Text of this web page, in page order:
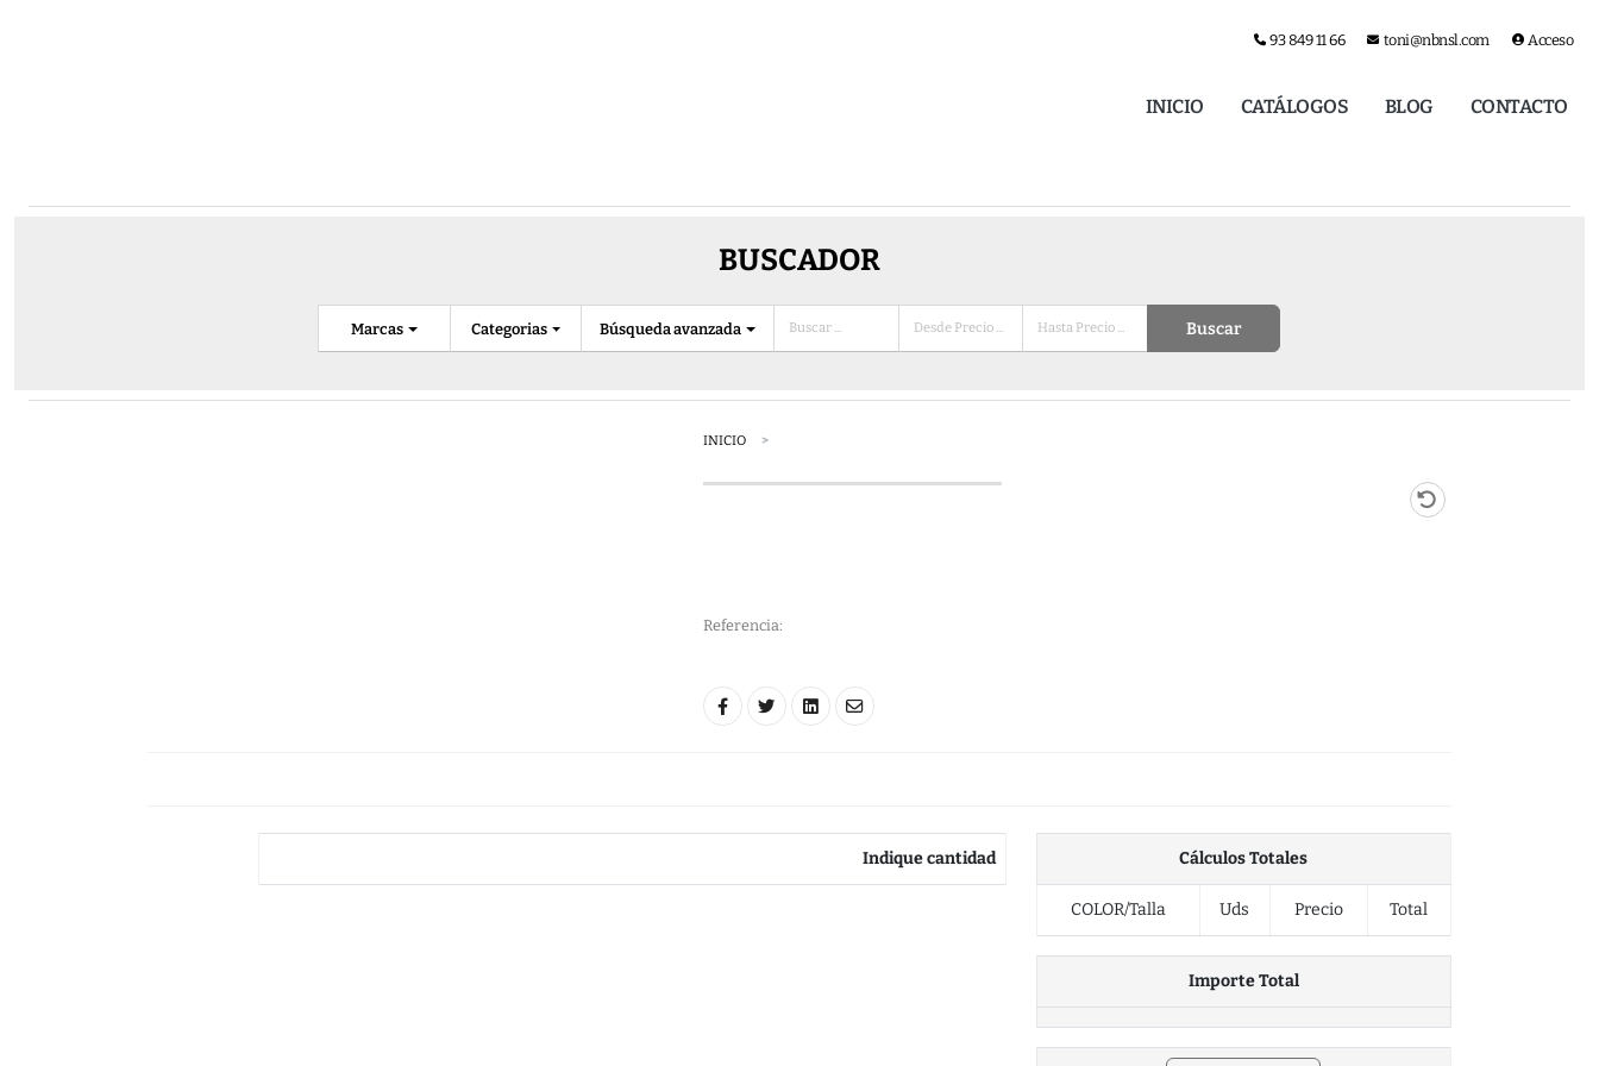
93 849 11 66 toni@nbnsl.com Acceso
INICIO CATÁLOGOS BLOG CONTACTO
BUSCADOR
Categorias
Marcas Búsqueda avanzada Buscar
INICIO
Referencia:
Indique cantidad Cálculos Totales
COLOR/Talla Uds Precio Total
Importe Total